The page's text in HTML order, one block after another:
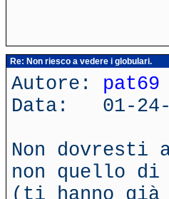
Re: Non riesco a vedere i globulari.
Autore: pat69
Data: 01-24-
Non dovresti
non quello
(ti hanno